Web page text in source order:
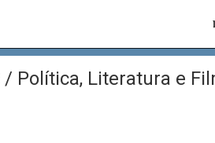
/ Política, Literatura e